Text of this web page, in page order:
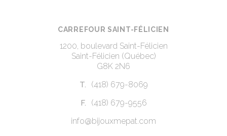
CARREFOUR SAINT-FÉLICIEN
1200, boulevard Saint-Félicien
Saint-Félicien (Québec)
G8K 2N6
T. (418) 679-8069
F.
(418) 679-9556
info@bijouxmepat.com